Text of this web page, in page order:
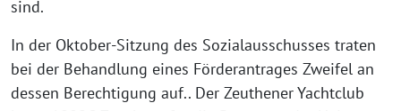
sind.
In der Oktober-Sitzung des Sozialausschusses traten
bei der Behandlung eines Förderantrages Zweifel an
dessen Berechtigung auf.. Der Zeuthener Yachtclub